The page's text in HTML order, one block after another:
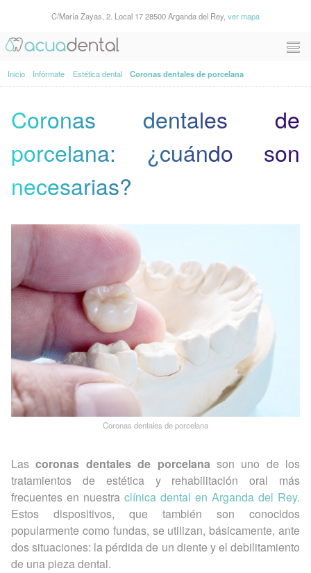
C/María Zayas, 2. Local 17 28500 Arganda del Rey, ver mapa
Inicio Infórmate Estética dental Coronas dentales de porcelana
Coronas dentales de
porcelana: ¿cuándo son
necesarias?
Coronas dentales de porcelana
Lascoronas dentales de porcelana son uno de los
tratamientos de estética y rehabilitación oral más
frecuentes en nuestra clínica dental en Arganda del Rey.
Estos dispositivos, que también son conocidos
popularmente como fundas, se utilizan, básicamente, ante
dos situaciones: la pérdida de un diente y el debilitamiento
de una pieza dental.